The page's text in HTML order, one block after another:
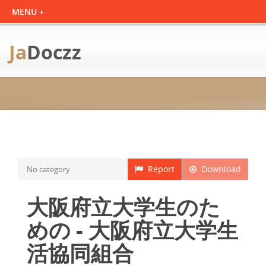
JaDoczz
Download
Report
No category
大阪府立大学生のた
めの - 大阪府立大学生
活協同組合